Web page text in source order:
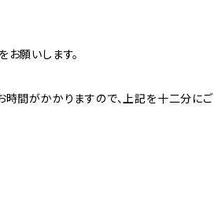
願いします。
時間がかかりますので、上記を十二分にご